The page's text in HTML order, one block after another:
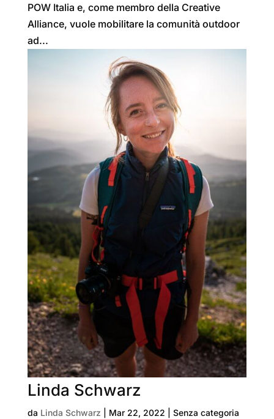
POW Italia e, come membro della Creative
Alliance, vuole mobilitare la comunità outdoor
ad...
Linda Schwarz
da Linda Schwarz Mar 22, 2022 | Senza categoria